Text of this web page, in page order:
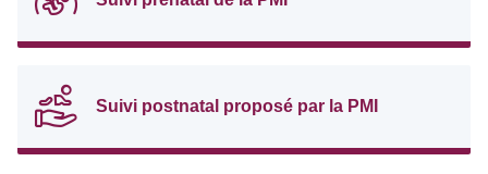
Suivi postnatal proposé par la PMI